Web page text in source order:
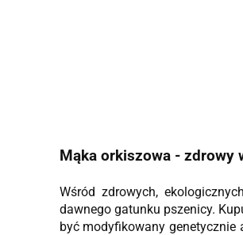
Mąka orkiszowa - zdrowy
Wśród zdrowych,
dawnego gatunku pszenicy.
być modyfikowany genetycznie